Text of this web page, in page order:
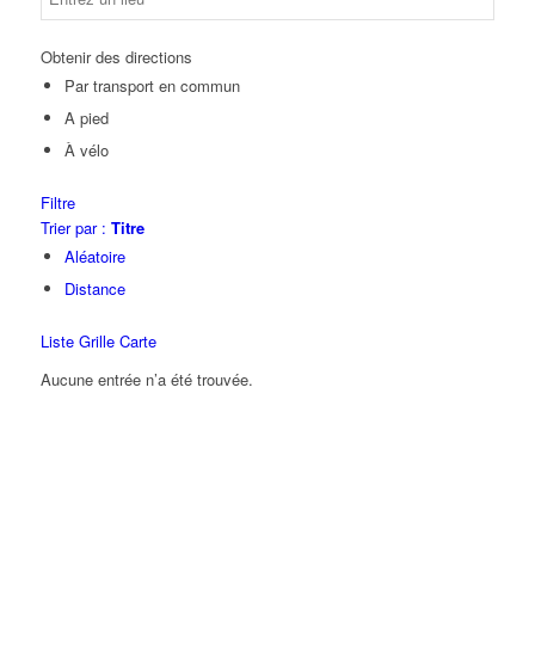
Obtenir des directions
Par transport en commun
A pied
À vélo
Filtre
Trier par : Titre
Aléatoire
Distance
Liste Grille Carte
Aucune entrée n’a été trouvée.